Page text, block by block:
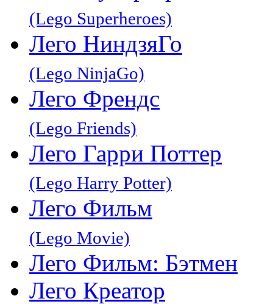
(Lego Superheroes)
Лего НиндзяГо
(Lego NinjaGo)
Лего Френдс
(Lego Friends)
Лего Гарри Поттер
(Lego Harry Potter)
Лего Фильм
(Lego Movie)
Лего Фильм: Бэтмен
Лего Креатор